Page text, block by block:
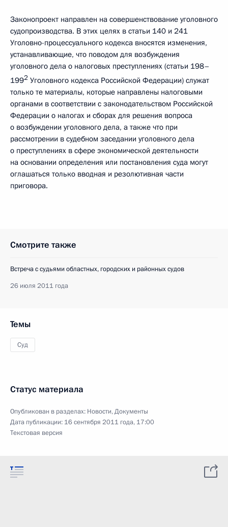
Законопроект направлен на совершенствование уголовного
судопроизводства. В этих целях в статьи 140 и 241
Уголовно-процессуального кодекса вносятся изменения,
устанавливающие, что поводом для возбуждения
уголовного дела о налоговых преступлениях (статьи 198–
1992 Уголовного кодекса Российской Федерации) служат
только те материалы, которые направлены налоговыми
органами в соответствии с законодательством Российской
Федерации о налогах и сборах для решения вопроса
о возбуждении уголовного дела, а также что при
рассмотрении в судебном заседании уголовного дела
о преступлениях в сфере экономической деятельности
на основании определения или постановления суда могут
оглашаться только вводная и резолютивная части
приговора.
Смотрите также
Встреча с судьями областных, городских и районных судов
26 июля 2011 года
Темы
Суд
Статус материала
Опубликован в разделах: Новости,Документы
Дата публикации: 16 сентября 2011 года, 17:00
Текстовая версия